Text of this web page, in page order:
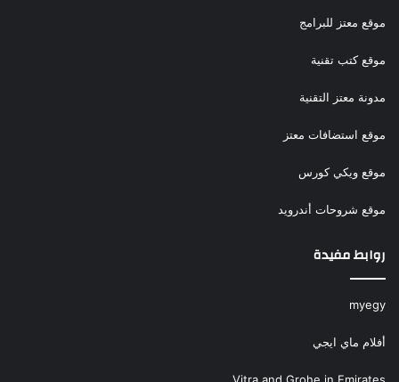
موقع معتز للبرامج
موقع كتب تقنية
مدونة معتز التقنية
موقع استضافات معتز
موقع ويكي كورس
موقع شروحات أندرويد
روابط مفيدة
myegy
أفلام ماي ايجي